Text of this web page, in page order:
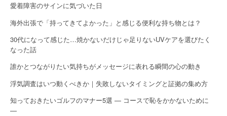
愛着障害のサインに気づいた日
海外出張で「持ってきてよかった」と感じる便利な持ち物とは？
30代になって感じた…焼かないだけじゃ足りないUVケアを選びたく
なった話
誰かとつながりたい気持ちがメッセージに表れる瞬間の心の動き
浮気調査はいつ動くべきか｜失敗しないタイミングと証拠の集め方
知っておきたいゴルフのマナー5選 — コースで恥をかかないために
—